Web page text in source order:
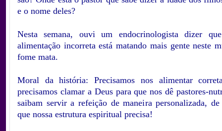
e o nome deles?
Nesta semana, ouvi um endocrinologista dizer
alimentação incorreta está matando mais gente neste
fome mata.
Moral da história: Precisamos nos alimentar
precisamos clamar a Deus para que nos dê pastores-
saibam servir a refeição de maneira personalizada,
que nossa estrutura espiritual precisa!